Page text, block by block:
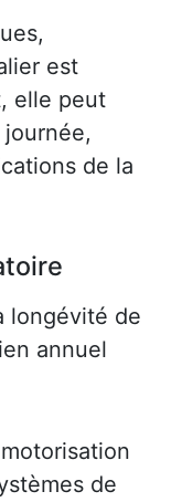
est
elle peut
de la
longévité de
annuel
de